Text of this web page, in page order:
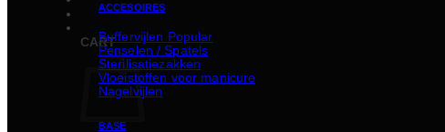
CART
ACCESOIRES
Buffervijlen
Penselen / Spatels
Sterilisatiezakken
Vloeistoffen voor manicure
Nagelvijlen
BASE